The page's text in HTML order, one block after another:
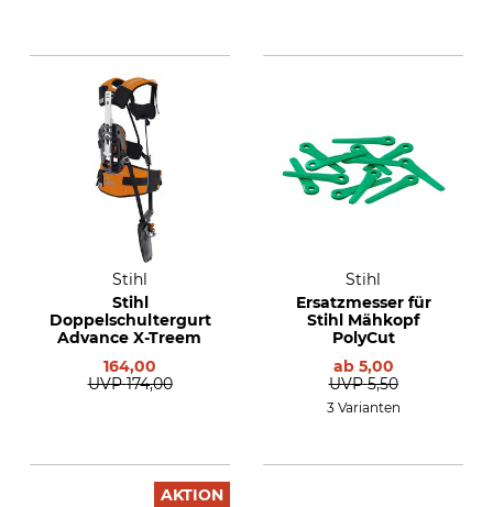
Stihl
Stihl
Doppelschultergurt
Advance X-Treem
164,00
UVP 174,00
Stihl
Ersatzmesser für
Stihl Mähkopf
PolyCut
ab 5,00
UVP 5,50
3 Varianten
AKTION